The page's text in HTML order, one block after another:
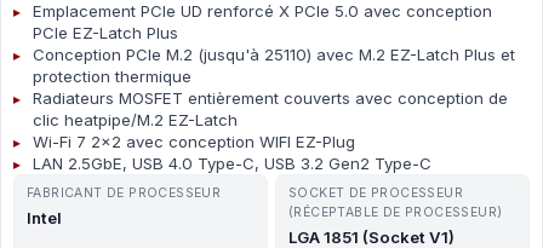
Emplacement PCIe UD renforcé X PCIe 5.0 avec conception
PCIe EZ-Latch Plus
Conception PCIe M.2 (jusqu'à 25110) avec M.2 EZ-Latch Plus et
protection thermique
Radiateurs MOSFET entièrement couverts avec conception de
clic heatpipe/M.2 EZ-Latch
Wi-Fi 7 2x2 avec conception WIFI EZ-Plug
LAN 2.5GbE, USB 4.0 Type-C, USB 3.2 Gen2 Type-C
FABRICANT DE PROCESSEUR
Intel
SOCKET DE PROCESSEUR
(RÉCEPTABLE DE PROCESSEUR)
LGA 1851 (Socket V1)